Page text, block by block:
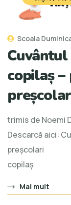
Scoala
copilaș –
trimis de Noemi
Descarcă aici:
preșcolari
copilaș
Mai mult